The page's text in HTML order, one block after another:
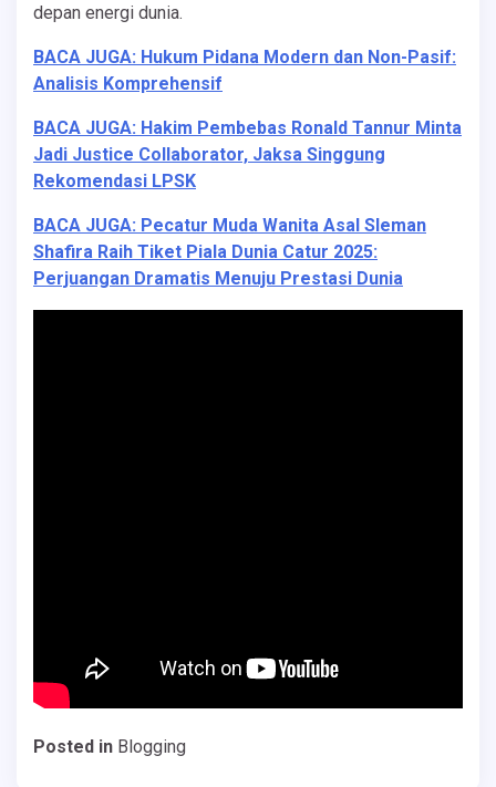
depan energi dunia.
BACA JUGA: Hukum Pidana Modern dan Non-Pasif:
Analisis Komprehensif
BACA JUGA: Hakim Pembebas Ronald Tannur Minta
Jadi Justice Collaborator, Jaksa Singgung
Rekomendasi LPSK
BACA JUGA: Pecatur Muda Wanita Asal Sleman
Shafira Raih Tiket Piala Dunia Catur 2025:
Perjuangan Dramatis Menuju Prestasi Dunia
Posted in Blogging